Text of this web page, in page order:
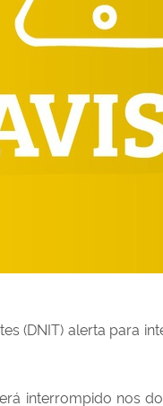
(DNIT) alerta para
interrompido nos